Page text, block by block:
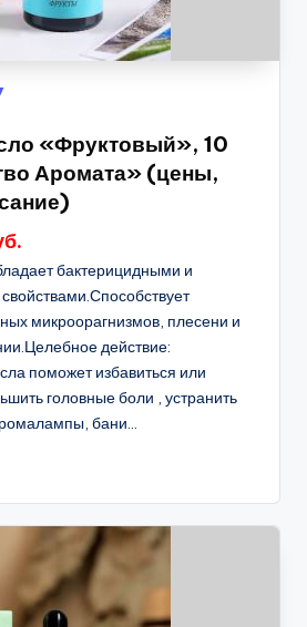
«Фруктовый», 10
Аромата» (цены,
бактерицидными и
микроорагнизмов, плесени и
действие:
поможет избавиться или
головные боли , устранить
бани...